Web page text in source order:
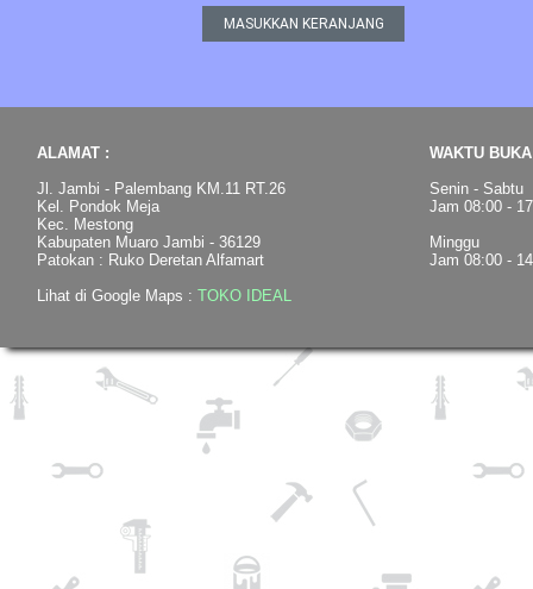
ALAMAT :
Jl. Jambi - Palembang KM.11 RT.26
Kel. Pondok Meja
Kec. Mestong
Kabupaten Muaro Jambi - 36129
Patokan : Ruko Deretan Alfamart
Lihat di Google Maps : TOKO IDEAL
WAKTU
Senin - Sabtu
Jam 08:00 -
Minggu
Jam 08:00 -